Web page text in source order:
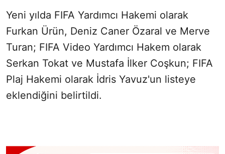
Yeni yılda FIFA Yardımcı Hakemi olarak
Furkan Ürün, Deniz Caner Özaral ve Merve
Turan; FIFA Video Yardımcı Hakem olarak
Serkan Tokat ve Mustafa İlker Coşkun; FIFA
Plaj Hakemi olarak İdris Yavuz'un listeye
eklendiğini belirtildi.